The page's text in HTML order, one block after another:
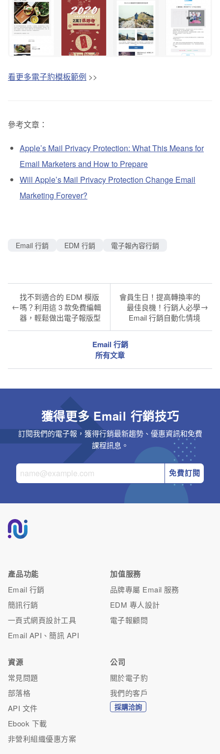
看更多電子豹模板範例 >>
參考文章：
Apple’s Mail Privacy Protection: What This Means for
Email Marketers and How to Prepare
Will Apple’s Mail Privacy Protection Change Email
Marketing Forever?
Email 行銷 EDM 行銷 電子報內容行銷
←
找不到適合的 EDM 模版
嗎？利用這 3 款免費編輯
器，輕鬆做出電子報版型
Email 行銷
所有文章
會員生日！提高轉換率的
最佳良機！行銷人必學
Email 行銷自動化情境
→
獲得更多 Email 行銷技巧
訂閱我們的電子報，獲得行銷最新趨勢、優惠資訊和免費
課程訊息。
免費訂閱
產品功能
Email 行銷
簡訊行銷
一頁式網頁設計工具
Email API、簡訊 API
加值服務
品牌專屬 Email 服務
EDM 專人設計
電子報顧問
資源
常見問題
部落格
API 文件
Ebook 下載
非營利組織優惠方案
公司
關於電子豹
我們的客戶
採購洽詢